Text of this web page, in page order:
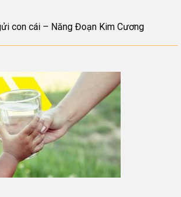
con cái – Năng Đoạn Kim Cương